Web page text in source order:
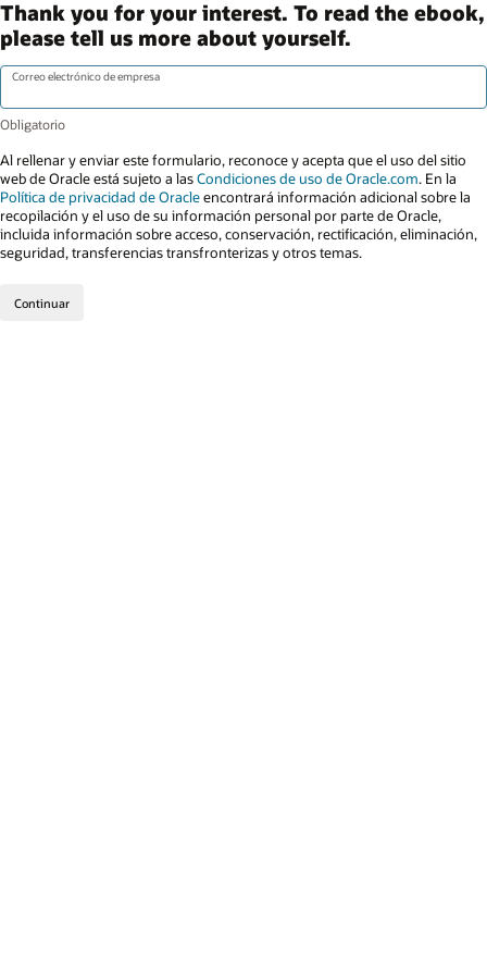
Thank you for your interest. To read the ebook,
please tell us more about yourself.
Correo electrónico de empresa
Al rellenar y enviar este formulario, reconoce y acepta que el uso del sitio
web de Oracle está sujeto a lasCondiciones de uso de Oracle.com. En la
Política de privacidad de Oracleencontrará información adicional sobre la
recopilación y el uso de su información personal por parte de Oracle,
incluida información sobre acceso, conservación, rectificación, eliminación,
seguridad, transferencias transfronterizas y otros temas.
Continuar